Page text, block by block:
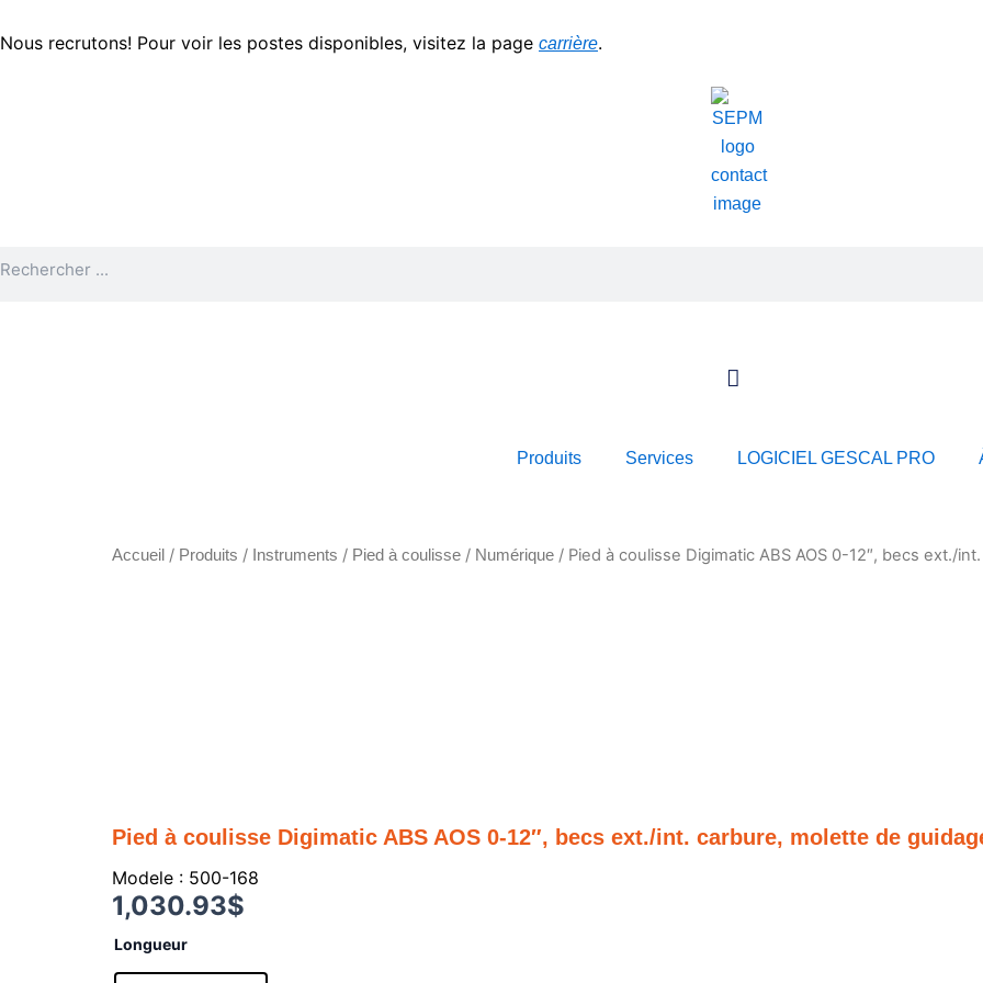
au
Nous recrutons! Pour voir les postes disponibles, visitez la page carrière.
Produits Services LOGICIEL GESCAL PRO
Accueil / Produits / Instruments / Pied à coulisse / Numérique / Pied à coulisse Digimatic ABS AOS 0-12″, becs ext./
Pied à coulisse Digimatic ABS AOS 0-12″, becs ext./int. carbure, molette de
Modele : 500-168
1,030.93$
Longueur
quantité
de
Pied